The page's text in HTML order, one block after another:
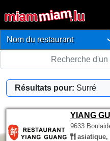
Résultats pour: Surré
YIANG
9633